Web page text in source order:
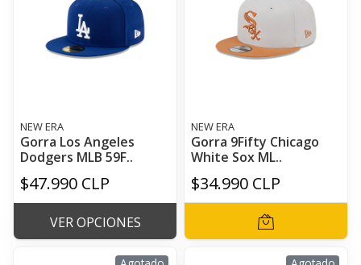
NEW ERA
Gorra Los Angeles
Dodgers MLB 59F..
$47.990 CLP
VER OPCIONES
NEW ERA
Gorra 9Fifty Chicago
White Sox ML..
$34.990 CLP